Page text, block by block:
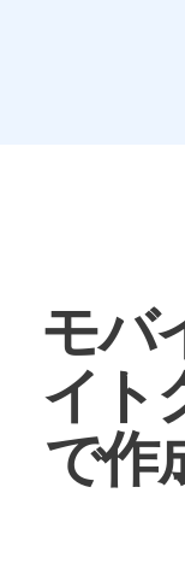
モバ
イト
で作